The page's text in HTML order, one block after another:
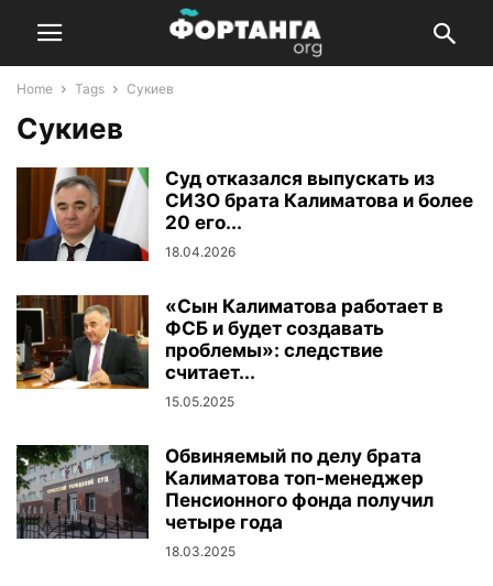
Home Tags Сукиев
Сукиев
Суд отказался выпускать из
СИЗО брата Калиматова и более
20 его...
18.04.2026
«Сын Калиматова работает в
ФСБ и будет создавать
проблемы»: следствие
считает...
15.05.2025
Обвиняемый по делу брата
Калиматова топ-менеджер
Пенсионного фонда получил
четыре года
18.03.2025